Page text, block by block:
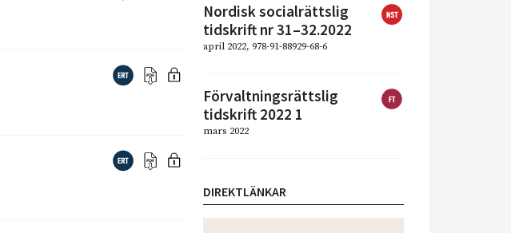
Nordisk socialrättslig
tidskrift nr 31–32.2022
april 2022, 978-91-88929-68-6
Förvaltningsrättslig
tidskrift 2022 1
mars 2022
DIREKTLÄNKAR